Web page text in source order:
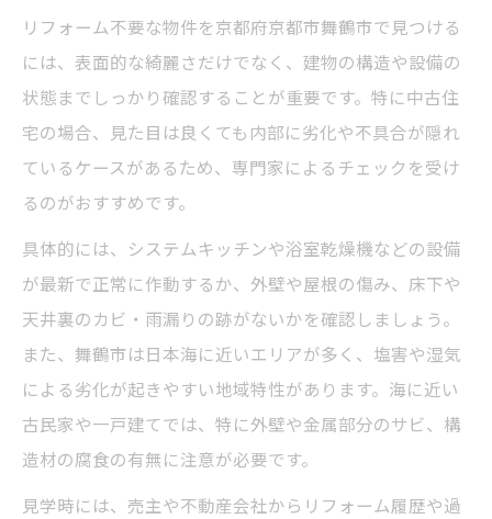
リフォームの要不要を左右する住宅設備の
見方
リフォーム不要な中古住宅の見極め方を解
説
良質なリフォーム不要物件の選択ポイント
築年数だけじゃないリフォーム不要物件の特徴
とは
リフォーム不要物件に共通する特徴を解説
中古住宅の築年数以外のリフォーム判断要
素
リフォーム不要を叶える構造や設備の重要
性
リフォーム不要な物件を京都府京都市舞鶴市で見つける
には、表面的な綺麗さだけでなく、建物の構造や設備の
状態までしっかり確認することが重要です。特に中古住
宅の場合、見た目は良くても内部に劣化や不具合が隠れ
ているケースがあるため、専門家によるチェックを受け
るのがおすすめです。
具体的には、システムキッチンや浴室乾燥機などの設備
が最新で正常に作動するか、外壁や屋根の傷み、床下や
天井裏のカビ・雨漏りの跡がないかを確認しましょう。
また、舞鶴市は日本海に近いエリアが多く、塩害や湿気
による劣化が起きやすい地域特性があります。海に近い
古民家や一戸建てでは、特に外壁や金属部分のサビ、構
造材の腐食の有無に注意が必要です。
見学時には、売主や不動産会社からリフォーム履歴や過